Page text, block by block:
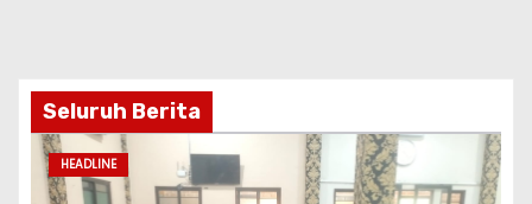
Seluruh Berita
HEADLINE